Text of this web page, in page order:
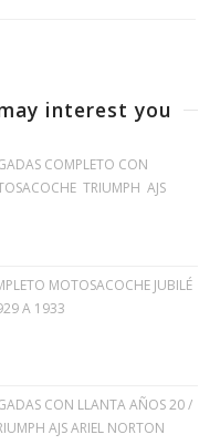
interest you
COMPLETO CON
TRIUMPH AJS
MOTOSACOCHE JUBILÉ
A 1933
CON LLANTA AÑOS 20 /
AJS ARIEL NORTON